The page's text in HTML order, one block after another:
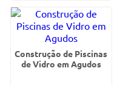
Construção de Piscinas
de Vidro em Agudos